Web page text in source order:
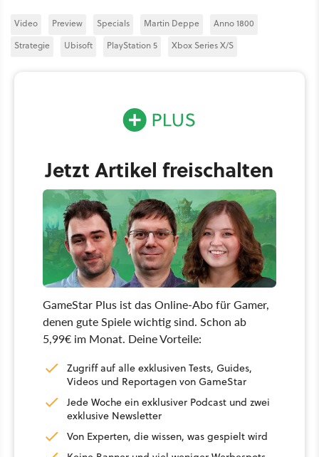
Video Preview Specials Martin Deppe
Anno 1800
Strategie
Ubisoft PlayStation 5 Xbox Series X/S
Jetzt Artikel freischalten
GameStar Plus ist das Online-Abo für Gamer,
denen gute Spiele wichtig sind. Schon ab
5,99€ im Monat. Deine Vorteile:
Zugriff auf alle exklusiven Tests, Guides,
Videos und Reportagen von GameStar
Jede Woche ein exklusiver Podcast und zwei
exklusive Newsletter
Von Experten, die wissen, was gespielt wird